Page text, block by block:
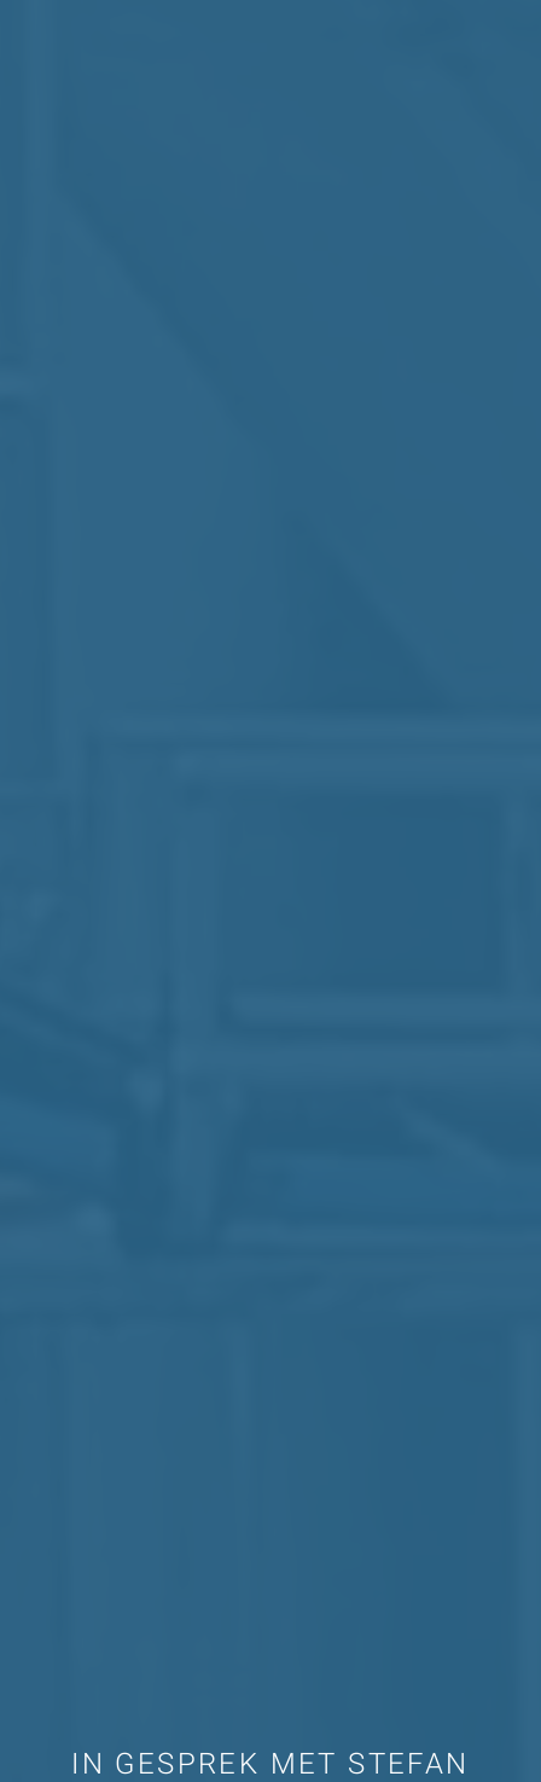
IN GESPREK MET STEFAN